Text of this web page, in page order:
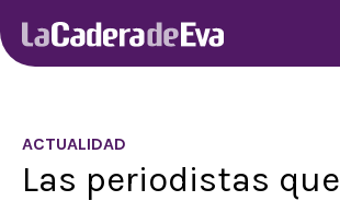
ACTUALIDAD
Las periodistas que